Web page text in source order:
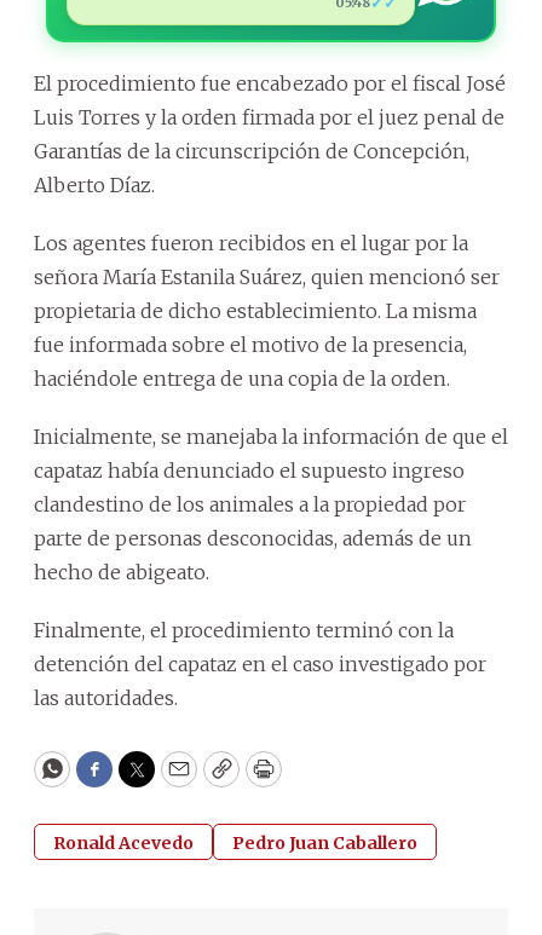
El procedimiento fue encabezado por el fiscal José
Luis Torres y la orden firmada por el juez penal de
Garantías de la circunscripción de Concepción,
Alberto Díaz.
Los agentes fueron recibidos en el lugar por la
señora María Estanila Suárez, quien mencionó ser
propietaria de dicho establecimiento. La misma
fue informada sobre el motivo de la presencia,
haciéndole entrega de una copia de la orden.
Inicialmente, se manejaba la información de que el
capataz había denunciado el supuesto ingreso
clandestino de los animales a la propiedad por
parte de personas desconocidas, además de un
hecho de abigeato.
Finalmente, el procedimiento terminó con la
detención del capataz en el caso investigado por
las autoridades.
WhatsApp
Facebook
Twitter
EmailCopyPrint
Ronald Acevedo Pedro Juan Caballero